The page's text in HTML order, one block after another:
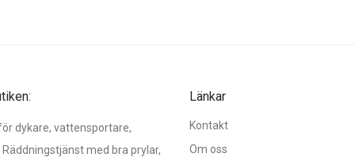
dykare, vattensportare,
med bra prylar,
Länkar
Kontakt
Om oss